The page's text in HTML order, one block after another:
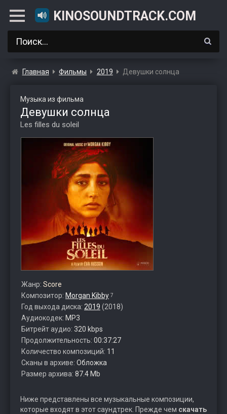
KINOSOUNDTRACK.COM
Главная Фильмы 2019 Девушки солнца
Музыка из фильма
Девушки солнца
Les filles du soleil
Жанр: Score
Композитор: Morgan Kibby 7
Год выхода диска: 2019 (2018)
Аудиокодек: MP3
Битрейт аудио: 320 kbps
Продолжительность: 00:37:27
Количество композиций: 11
Сканы в архиве: Обложка
Размер архива: 87.4 Mb
Ниже представлены все музыкальные композиции,
которые входят в этот саундтрек. Прежде чем скачать